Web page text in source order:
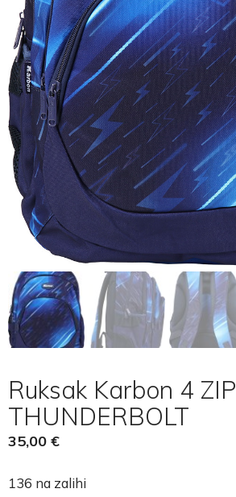
Ruksak Karbon 4 ZIP
THUNDERBOLT
35,00 €
136 na zalihi